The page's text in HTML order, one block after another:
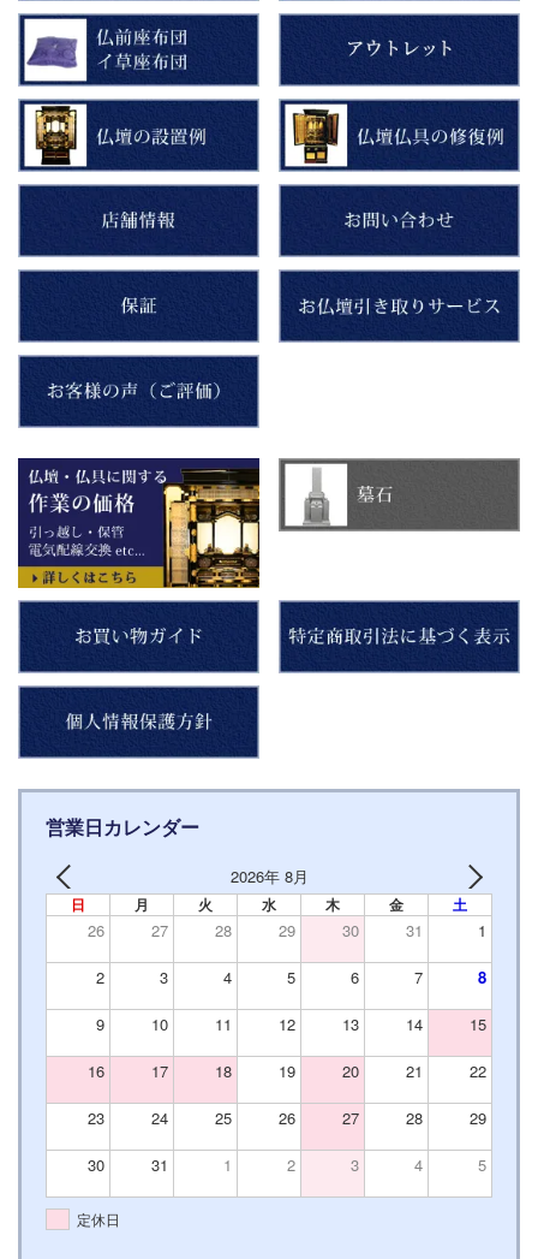
営業日カレンダー
2026年 8月
日 月 火 水 木 金 土
26 27 28 29 30 31 1
2 3 4 5 6 7 8
9 10 11 12 13 14 15
16 17 18 19 20 21 22
23 24 25 26 27 28 29
30 31 1 2 3 4 5
定休日